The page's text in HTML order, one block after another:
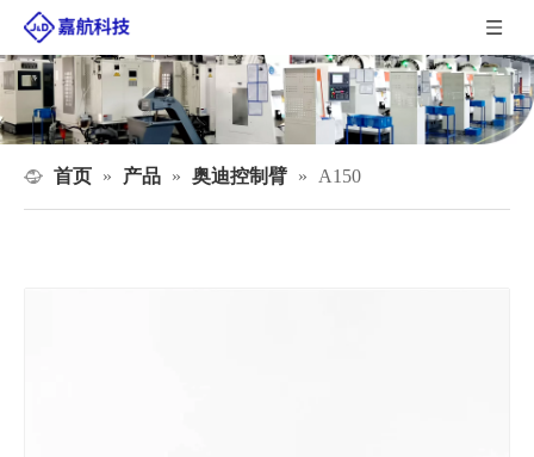
首页 » 产品 » 奥迪控制臂 » A150